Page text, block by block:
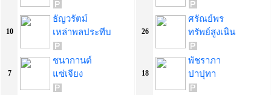
10
ธัญวรัตม์
เหล่าพลประทีบ
7
ชนากานต์
แซ่เจียง
26
ศรัณย์พร
ทรัพย์สูงเนิน
18
พัชราภา
ปาปุทา